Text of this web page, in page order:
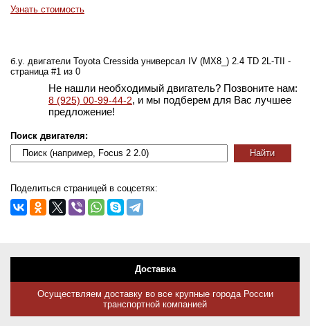
Узнать стоимость
б.у. двигатели Toyota Cressida универсал IV (MX8_) 2.4 TD 2L-TII -
страница #1 из 0
Не нашли необходимый двигатель? Позвоните нам:
8 (925) 00-99-44-2, и мы подберем для Вас лучшее
предложение!
Поиск двигателя:
Поделиться страницей в соцсетях:
Доставка
Осуществляем доставку во все крупные города России
транспортной компанией